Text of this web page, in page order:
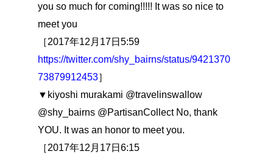
you so much for coming!!!!! It was so nice to
meet you
［2017年12月17日5:59
https://twitter.com/shy_bairns/status/9421370
73879912453］
▼kiyoshi murakami @travelinswallow
@shy_bairns @PartisanCollect No, thank
YOU. It was an honor to meet you.
［2017年12月17日6:15